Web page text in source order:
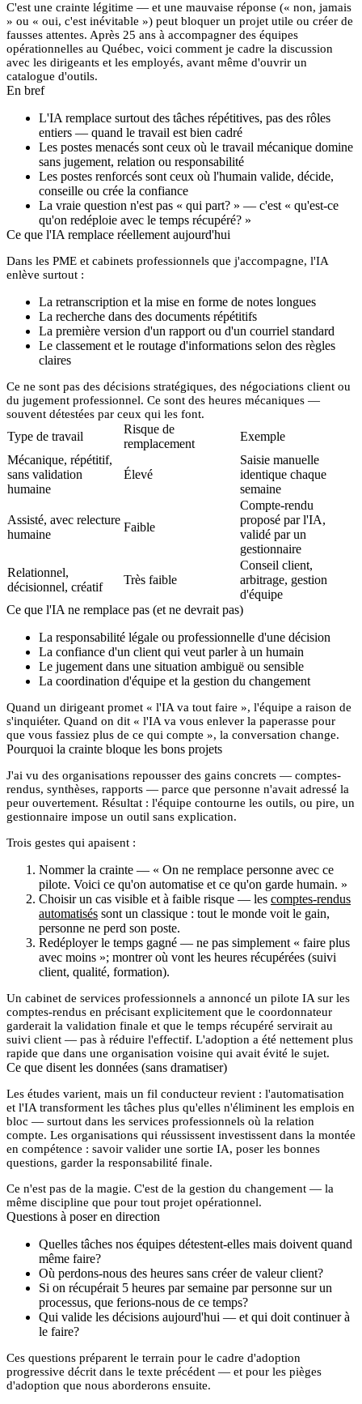
C'est une crainte légitime — et une mauvaise réponse (« non, jamais
» ou « oui, c'est inévitable ») peut bloquer un projet utile ou créer de
fausses attentes. Après 25 ans à accompagner des équipes
opérationnelles au Québec, voici comment je cadre la discussion
avec les dirigeants et les employés, avant même d'ouvrir un
catalogue d'outils.
En bref
L'IA remplace surtout des tâches répétitives, pas des rôles
entiers — quand le travail est bien cadré
Les postes menacés sont ceux où le travail mécanique domine
sans jugement, relation ou responsabilité
Les postes renforcés sont ceux où l'humain valide, décide,
conseille ou crée la confiance
La vraie question n'est pas « qui part? » — c'est « qu'est-ce
qu'on redéploie avec le temps récupéré? »
Ce que l'IA remplace réellement aujourd'hui
Dans les PME et cabinets professionnels que j'accompagne, l'IA
enlève surtout :
La retranscription et la mise en forme de notes longues
La recherche dans des documents répétitifs
La première version d'un rapport ou d'un courriel standard
Le classement et le routage d'informations selon des règles
claires
Ce ne sont pas des décisions stratégiques, des négociations client ou
du jugement professionnel. Ce sont des heures mécaniques —
souvent détestées par ceux qui les font.
Type de travail
Risque de
remplacement
Exemple
Mécanique, répétitif,
sans validation
humaine
Élevé
Saisie manuelle
identique chaque
semaine
Assisté, avec relecture
humaine
Faible
Compte-rendu
proposé par l'IA,
validé par un
gestionnaire
Relationnel,
décisionnel, créatif
Très faible
Conseil client,
arbitrage, gestion
d'équipe
Ce que l'IA ne remplace pas (et ne devrait pas)
La responsabilité légale ou professionnelle d'une décision
La confiance d'un client qui veut parler à un humain
Le jugement dans une situation ambiguë ou sensible
La coordination d'équipe et la gestion du changement
Quand un dirigeant promet « l'IA va tout faire », l'équipe a raison de
s'inquiéter. Quand on dit « l'IA va vous enlever la paperasse pour
que vous fassiez plus de ce qui compte », la conversation change.
Pourquoi la crainte bloque les bons projets
J'ai vu des organisations repousser des gains concrets — comptes-
rendus, synthèses, rapports — parce que personne n'avait adressé la
peur ouvertement. Résultat : l'équipe contourne les outils, ou pire, un
gestionnaire impose un outil sans explication.
Trois gestes qui apaisent :
Nommer la crainte — « On ne remplace personne avec ce
pilote. Voici ce qu'on automatise et ce qu'on garde humain. »
Choisir un cas visible et à faible risque — les comptes-rendus
automatisés sont un classique : tout le monde voit le gain,
personne ne perd son poste.
Redéployer le temps gagné — ne pas simplement « faire plus
avec moins »; montrer où vont les heures récupérées (suivi
client, qualité, formation).
Un cabinet de services professionnels a annoncé un pilote IA sur les
comptes-rendus en précisant explicitement que le coordonnateur
garderait la validation finale et que le temps récupéré servirait au
suivi client — pas à réduire l'effectif. L'adoption a été nettement plus
rapide que dans une organisation voisine qui avait évité le sujet.
Ce que disent les données (sans dramatiser)
Les études varient, mais un fil conducteur revient : l'automatisation
et l'IAtransforment les tâches plus qu'elles n'éliminent les emplois en
bloc — surtout dans les services professionnels où la relation
compte. Les organisations qui réussissent investissent dans la montée
en compétence : savoir valider une sortie IA, poser les bonnes
questions, garder la responsabilité finale.
Ce n'est pas de la magie. C'est de la gestion du changement — la
même discipline que pour tout projet opérationnel.
Questions à poser en direction
Quelles tâches nos équipes détestent-elles mais doivent quand
même faire?
Où perdons-nous des heures sans créer de valeur client?
Si on récupérait 5 heures par semaine par personne sur un
processus, que ferions-nous de ce temps?
Qui valide les décisions aujourd'hui — et qui doit continuer à
le faire?
Ces questions préparent le terrain pour le cadre d'adoption
progressive décrit dans le texte précédent — et pour les pièges
d'adoption que nous aborderons ensuite.